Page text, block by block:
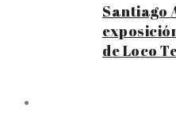
Santiago
de Loco